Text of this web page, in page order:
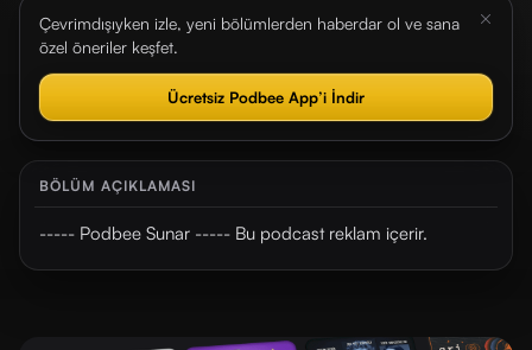
Çevrimdışıyken izle, yeni bölümlerden haberdar ol ve sana
özel öneriler keşfet.
Ücretsiz Podbee App’i İndir
BÖLÜM AÇIKLAMASI
----- Podbee Sunar ----- Bu podcast reklam içerir.